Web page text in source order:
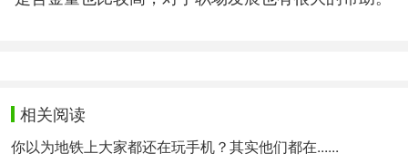
相关阅读
你以为地铁上大家都还在玩手机？其实他们都在......